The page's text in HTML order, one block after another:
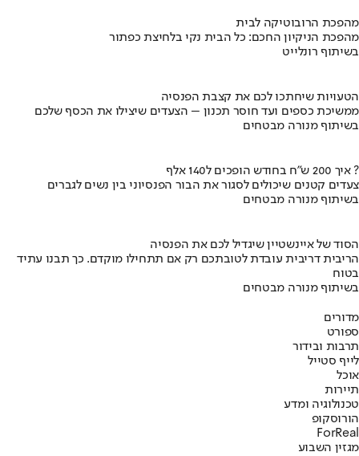
מהפכת הרובוטיקה לבית
מהפכת הניקיון החכם: כל הבית נקי בלחיצת כפתור
בשיתוף רונלייט
הטעויות שיחתכו לכם את קצבת הפנסיה
ממשיכת כספים ועד חוסר תכנון – הצעדים שיצילו את הכסף שלכם
בשיתוף מנורה מבטחים
איך 200 ש"ח בחודש הופכים ל140 אלף ?
צעדים קטנים שיכולים לסגור את הבור הפנסיוני בין נשים לגברים
בשיתוף מנורה מבטחים
הסוד של איינשטיין שיגדיל לכם את הפנסיה
הריבית דריבית עובדת לטובתכם רק אם תתחילו מוקדם. כך תבנו עתיד
בטוח
בשיתוף מנורה מבטחים
מדורים
ספורט
תרבות ובידור
לייף סטייל
אוכל
תיירות
טכנולוגיה ומדע
הורוסקופ
ForReal
מגזין השבוע